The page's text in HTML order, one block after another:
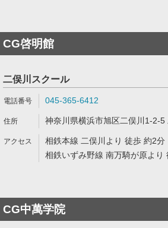
CG啓明館
二俣川スクール
045-365-6412
神奈川県横浜市旭区二俣川1-2-5
相鉄本線 二俣川より 徒歩 約2分
相鉄いずみ野線 南万騎が原より
CG中萬学院